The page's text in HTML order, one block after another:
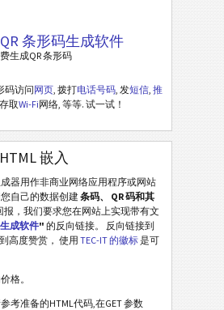
条形码生成软件
生成QR 条形码
码访问网页 , 拨打电话号码 , 发短信 推
, 存取Wi-Fi网络, 等等. 试一试！
嵌入
器用作非商业网络应用程序或网站
自己的数据创建条码、 QR 码和其
报，我们要求您在网站上实现带有文
成软件" 的反向链接。 反向链接到
高度赞赏， 使用 TEC-IT 的徽标是可
格。
考准备的HTML代码,在GET 参数